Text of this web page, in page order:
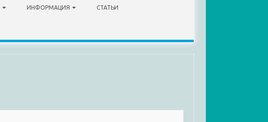
ИНФОРМАЦИЯ СТАТЬИ